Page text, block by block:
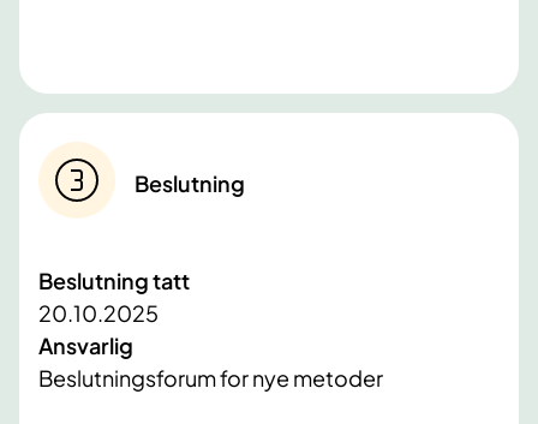
Beslutning
Beslutning tatt
20.10.2025
Ansvarlig
Beslutningsforum for nye metoder